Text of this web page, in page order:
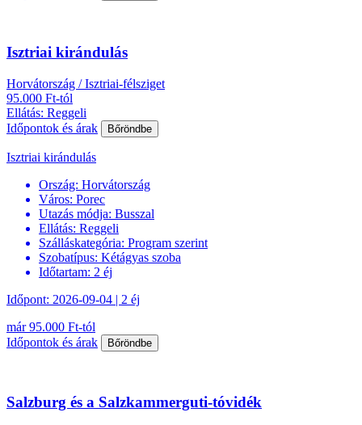
Isztriai kirándulás
Horvátország / Isztriai-félsziget
95.000 Ft-tól
Ellátás: Reggeli
Időpontok és árak
Bőröndbe
Isztriai kirándulás
Ország: Horvátország
Város: Porec
Utazás módja: Busszal
Ellátás: Reggeli
Szálláskategória: Program szerint
Szobatípus: Kétágyas szoba
Időtartam: 2 éj
Időpont: 2026-09-04 | 2 éj
már 95.000 Ft-tól
Időpontok és árak
Bőröndbe
Salzburg és a Salzkammerguti-tóvidék